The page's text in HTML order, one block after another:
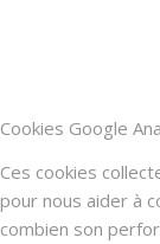
Cookies Google
Ces cookies
pour nous aider à
combien son